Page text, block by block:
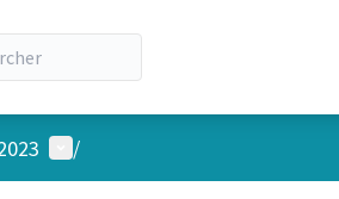
Menu utilisateur
/